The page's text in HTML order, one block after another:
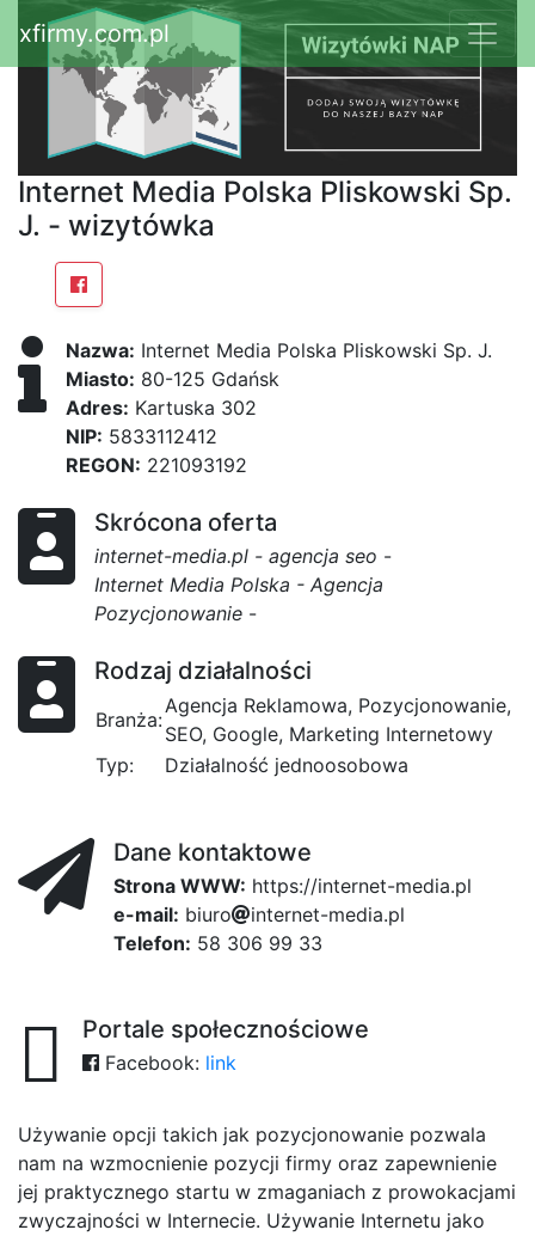
xfirmy.com.pl
Internet Media Polska Pliskowski Sp.
J. - wizytówka
Nazwa: Internet Media Polska Pliskowski Sp. J.
Miasto: 80-125 Gdańsk
Adres: Kartuska 302
NIP: 5833112412
REGON: 221093192
Skrócona oferta
internet-media.pl - agencja seo -
Internet Media Polska - Agencja
Pozycjonowanie -
Rodzaj działalności
Branża:
Agencja Reklamowa, Pozycjonowanie,
SEO, Google, Marketing Internetowy
Typ:
Działalność jednoosobowa
Dane kontaktowe
Strona WWW: https://internet-media.pl
e-mail: bifca
uro 3
int9fe
erf
net4
-media.pl
Telefon: 58 306 99 33
Portale społecznościowe
Facebook: link
Używanie opcji takich jak pozycjonowanie pozwala
nam na wzmocnienie pozycji firmy oraz zapewnienie
jej praktycznego startu w zmaganiach z prowokacjami
zwyczajności w Internecie. Używanie Internetu jako